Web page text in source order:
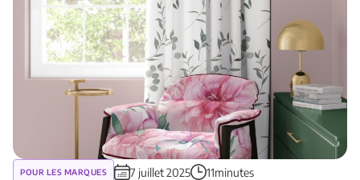
POUR LES MARQUES 7 juillet 2025 11minutes